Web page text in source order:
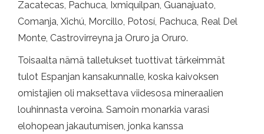
Zacatecas, Pachuca, Ixmiquilpan, Guanajuato,
Comanja, Xichú, Morcillo, Potosí, Pachuca, Real Del
Monte, Castrovirreyna ja Oruro ja Oruro.
Toisaalta nämä talletukset tuottivat tärkeimmät
tulot Espanjan kansakunnalle, koska kaivoksen
omistajien oli maksettava viidesosa mineraalien
louhinnasta veroina. Samoin monarkia varasi
elohopean jakautumisen, jonka kanssa